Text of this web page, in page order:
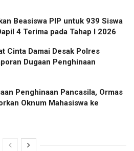
Beasiswa PIP untuk 939 Siswa
4 Terima pada Tahap I 2026
Cinta Damai Desak Polres
Dugaan Penghinaan
Penghinaan Pancasila, Ormas
Oknum Mahasiswa ke